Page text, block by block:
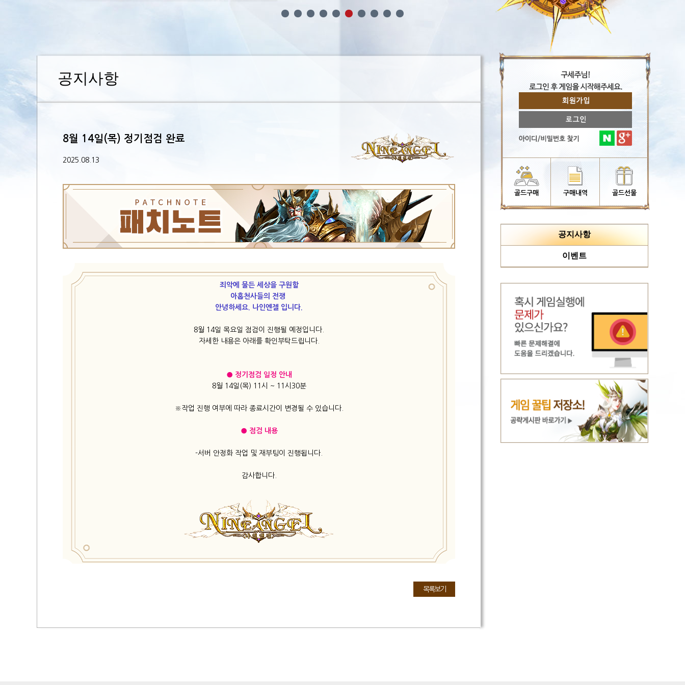
골드구매 구매내역 골드선물
공지사항
8월 14일(목) 정기점검 완료
2025.08.13
죄악에 물든 세상을 구원할
아홉천사들의 전쟁
​안녕하세요. 나인엔젤 입니다.
8월 14일 목요일 점검이 진행될 예정입니다.
자세한 내용은 아래를 확인부탁드립니다.
● 정기점검 일정 안내
8월 14일(목) 11시 ~ 11시30분
※작업 진행 여부에 따라 종료시간이 변경될 수 있습니다.
● 점검 내용
-서버 안정화 작업 및 재부팅이 진행됩니다.
감사합니다.
목록보기
공지사항
이벤트